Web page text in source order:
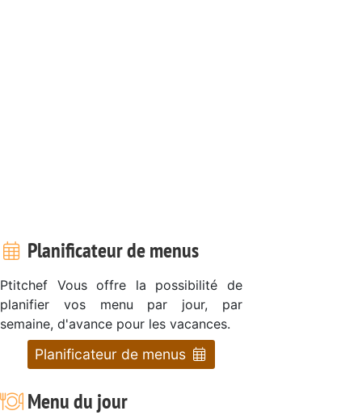
Planificateur de menus
Ptitchef Vous offre la possibilité de
planifier vos menu par jour, par
semaine, d'avance pour les vacances.
Planificateur de menus
Menu du jour